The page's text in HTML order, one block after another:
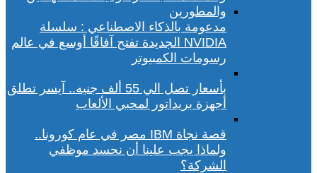
مدعومة بالذكاء الاصطناعي : سلسلة
NVIDIA الجديدة تفتح آفاقًا أوسع في عالم
رسومات الكمبيوتر
بأسعار تصل الي 55 ألف جنيه.. آيسر تطلق
أجهزة بريداتور لمحبي الألعاب
قصة نجاة IBM مصر في عام كورونا..
ولماذا يجب علينا أن نحسد موظفي
الشركة؟